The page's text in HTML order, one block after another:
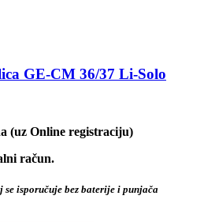
GE-CM 36/37 Li-Solo
(uz Online registraciju)
račun.
se isporučuje bez baterije i punjača